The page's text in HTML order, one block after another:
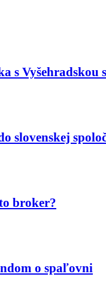
s Vyšehradskou
slovenskej
broker?
o spaľovni